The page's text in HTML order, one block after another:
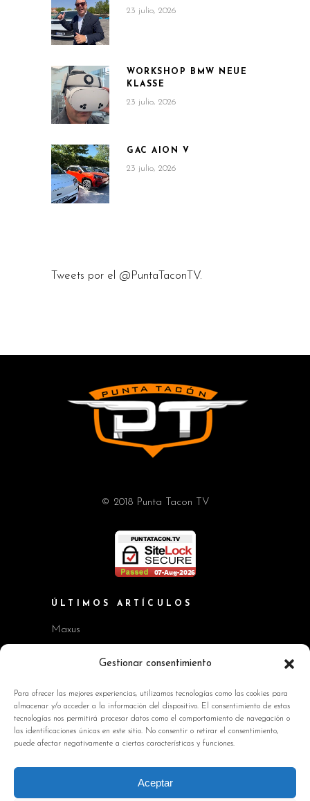
Gestionar consentimiento
Para ofrecer las mejores experiencias, utilizamos tecnologías como las cookies para
almacenar y/o acceder a la información del dispositivo. El consentimiento de estas
tecnologías nos permitirá procesar datos como el comportamiento de navegación o
las identificaciones únicas en este sitio. No consentir o retirar el consentimiento,
puede afectar negativamente a ciertas características y funciones.
Aceptar
23 julio, 2026
WORKSHOP BMW NEUE
KLASSE
23 julio, 2026
GAC AION V
23 julio, 2026
Tweets por el @PuntaTaconTV.
© 2018 Punta Tacon TV
ÚLTIMOS ARTÍCULOS
Maxus
Workshop BMW Neue Klasse
Kia EV2 y Kia Seltos
Skoda Octavia RS
INFORMACIÓN DE INTERÉS